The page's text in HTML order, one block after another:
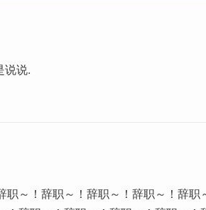
说说.
～！辞职～！辞职～！辞职～！辞职